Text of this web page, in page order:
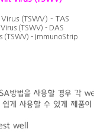
(TSWV) - TAS
(TSWV) - DAS
(TSWV) - ImmunoStrip